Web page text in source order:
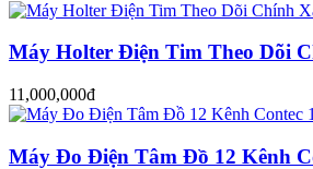
Máy Holter Điện Tim Theo Dõi
11,000,000đ
Máy Đo Điện Tâm Đồ 12 Kênh